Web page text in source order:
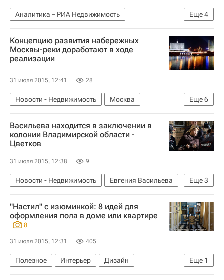
Еще4
Аналитика – РИА Недвижимость
Крупным планом
Москва
Жилье
Россия
Концепцию развития набережных
Москвы-реки доработают в ходе
реализации
31 июля 2015, 12:41 28
Еще6
Новости - Недвижимость
Москва
Инфраструктура
Сергей Кузнецов
Москва-река
Развитие набережных Москвы-реки
Городская среда
Россия
Васильева находится в заключении в
колонии Владимирской области -
Цветков
31 июля 2015, 12:38 9
Еще3
Новости - Недвижимость
Евгения Васильева
Суды
Владимирская область Россия
"Настил" с изюминкой: 8 идей для
оформления пола в доме или квартире
8
31 июля 2015, 12:31 405
Еще 1
Полезное Интерьер
Дизайн
Мультимедиа – РИА Недвижимость